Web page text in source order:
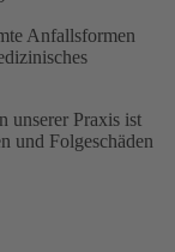
Anfallsformen
unserer Praxis ist
und Folgeschäden